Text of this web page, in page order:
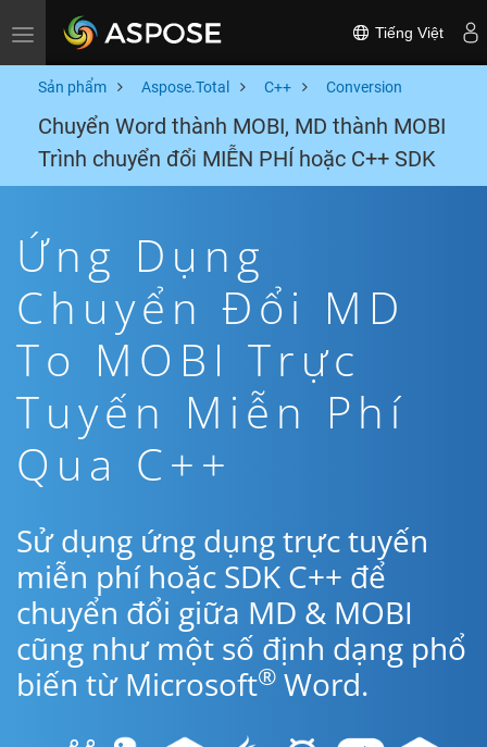
Toggle navigation Tiếng Việt
Sản phẩm Aspose.Total C++ Conversion
Chuyển Word thành MOBI, MD thành MOBI
Trình chuyển đổi MIỄN PHÍ hoặc C++ SDK
Ứng Dụng
Chuyển Đổi MD
To MOBI Trực
Tuyến Miễn Phí
Qua C++
Sử dụng ứng dụng trực tuyến
miễn phí hoặc SDK C++ để
chuyển đổi giữa MD & MOBI
cũng như một số định dạng phổ
biến từ Microsoft® Word.